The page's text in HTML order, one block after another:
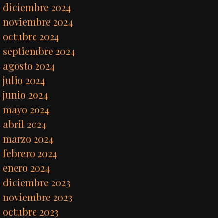
diciembre 2024
noviembre 2024
octubre 2024
septiembre 2024
agosto 2024
julio 2024
junio 2024
mayo 2024
abril 2024
marzo 2024
febrero 2024
enero 2024
diciembre 2023
noviembre 2023
octubre 2023